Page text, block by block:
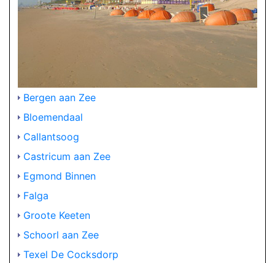
Bergen aan Zee
Bloemendaal
Callantsoog
Castricum aan Zee
Egmond Binnen
Falga
Groote Keeten
Schoorl aan Zee
Texel De Cocksdorp